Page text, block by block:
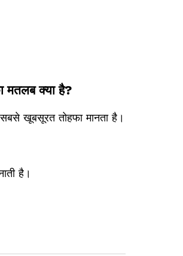
क्या है?
खूबसूरत तोहफा मानता है।
है।